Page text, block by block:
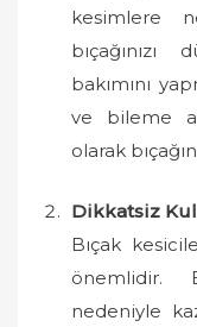
kesimlere
bakımını
ve bileme
olarak
Dikkatsiz
Bıçak
önemlidir.
nedeniyle